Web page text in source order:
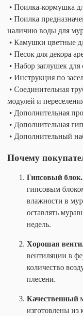
• Поилка-кормушка
• Поилка
наличию воды для
• Камушки цветные
• Песок для декора
• Набор заглушек
• Инструкция по
• Соединительная
модулей и
• Дополнительная
• Дополнительная
• Дополнительный
Почему
Гипсовый блок.
гипсовым
влажности в
оставлять
недель.
Хорошая
вентиляции в
количество
плесени.
Качественный
изготовлены из